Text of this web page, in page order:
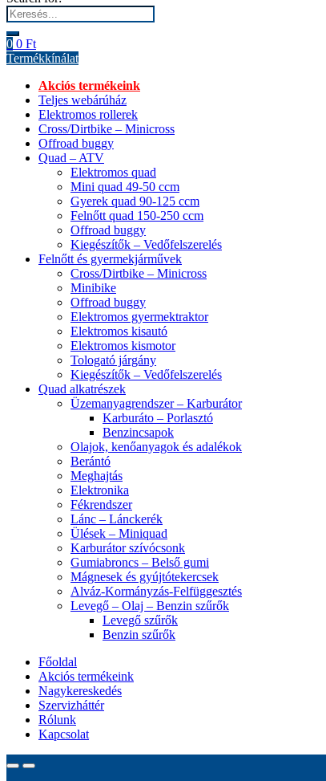
0 0 Ft
Termékkínálat
Akciós termékeink
Teljes webárúház
Elektromos rollerek
Cross/Dirtbike – Minicross
Offroad buggy
Quad – ATV
Elektromos quad
Mini quad 49-50 ccm
Gyerek quad 90-125 ccm
Felnőtt quad 150-250 ccm
Offroad buggy
Kiegészítők – Vedőfelszerelés
Felnőtt és gyermekjárművek
Cross/Dirtbike – Minicross
Minibike
Offroad buggy
Elektromos gyermektraktor
Elektromos kisautó
Elektromos kismotor
Tologató járgány
Kiegészítők – Vedőfelszerelés
Quad alkatrészek
Üzemanyagrendszer – Karburátor
Karburáto – Porlasztó
Benzincsapok
Olajok, kenőanyagok és adalékok
Berántó
Meghajtás
Elektronika
Fékrendszer
Lánc – Lánckerék
Ülések – Miniquad
Karburátor szívócsonk
Gumiabroncs – Belső gumi
Mágnesek és gyújtótekercsek
Alváz-Kormányzás-Felfüggesztés
Levegő – Olaj – Benzin szűrők
Levegő szűrők
Benzin szűrők
Főoldal
Akciós termékeink
Nagykereskedés
Szervizháttér
Rólunk
Kapcsolat